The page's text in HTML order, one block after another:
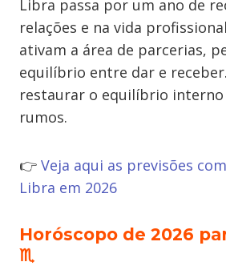
Libra passa por um ano de
relações e na vida
ativam a área de parcerias,
equilíbrio entre dar e
restaurar o equilíbrio interno
rumos.
👉 Veja aqui as previsões
Libra em 2026
Horóscopo de 2026
♏